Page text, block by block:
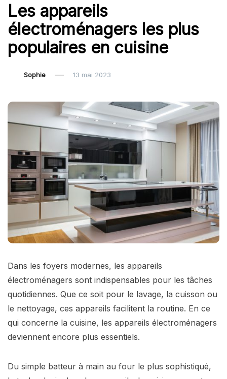
Les appareils
électroménagers les plus
populaires en cuisine
Sophie 13 mai 2023
Dans les foyers modernes, les appareils
électroménagers sont indispensables pour les tâches
quotidiennes. Que ce soit pour le lavage, la cuisson ou
le nettoyage, ces appareils facilitent la routine. En ce
qui concerne la cuisine, les appareils électroménagers
deviennent encore plus essentiels.
Du simple batteur à main au four le plus sophistiqué,